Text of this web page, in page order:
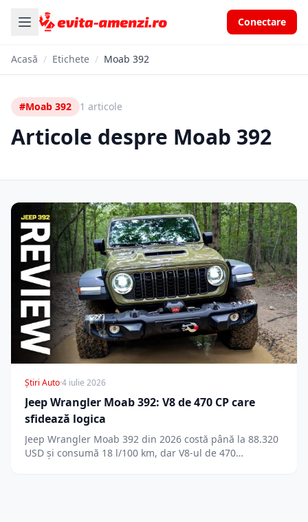
Conectare
Acasă / Etichete / Moab 392
#Moab 392 1 articole
Articole despre Moab 392
Știri Auto·4 iulie 2026
Jeep Wrangler Moab 392: V8 de 470 CP care
sfidează logica
Jeep Wrangler Moab 392 din 2026 costă până la 88.320
USD și consumă 18 l/100 km, dar V8-ul de 470…